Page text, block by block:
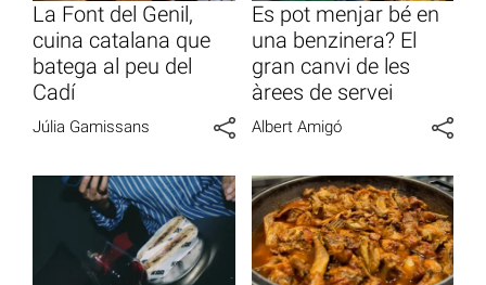
La Font del Genil,
cuina catalana que
batega al peu del
Cadí
Júlia Gamissans
Es pot menjar bé en
una benzinera? El
gran canvi de les
àrees de servei
Albert Amigó